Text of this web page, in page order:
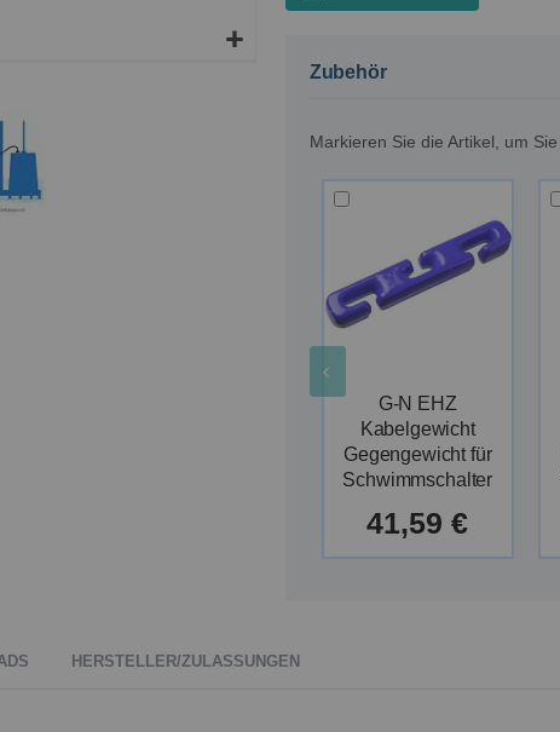
Zubehör
Markieren Sie die Artikel, um
G-N EHZ
Kabelgewicht
Gegengewicht für
Schwimmschalter
41,59 €
HERSTELLER/ZULASSUNGEN